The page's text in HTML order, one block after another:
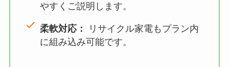
やすくご説明します。
柔軟対応：
リサイクル家電もプラン内
に組み込み可能です。